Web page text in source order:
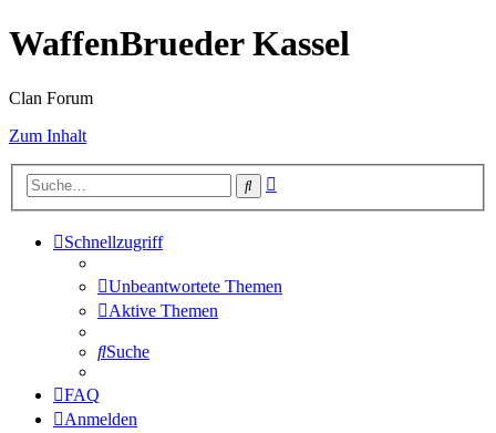
WaffenBrueder Kassel
Clan Forum
Zum Inhalt
Suche
Schnellzugriff
Unbeantwortete Themen
Aktive Themen
Suche
FAQ
Anmelden